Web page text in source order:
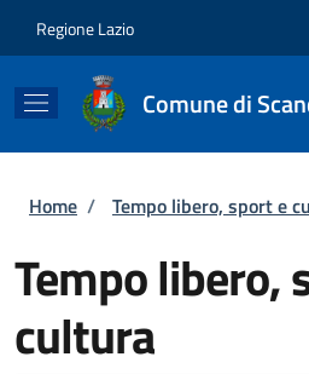
Regione Lazio
Comune di
Briciole di pane
Home / Tempo libero, sport e
Tempo libero,
cultura